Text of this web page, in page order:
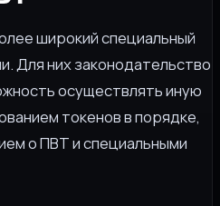
широкий специальный
Для них законодательство
осуществлять иную
токенов в порядке,
о ПВТ и специальными